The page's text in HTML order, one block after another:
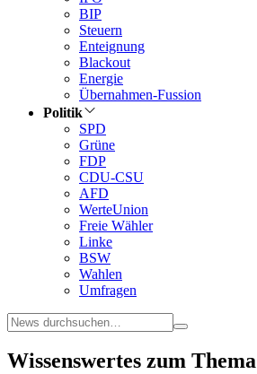
BIP
Steuern
Enteignung
Blackout
Energie
Übernahmen-Fussion
Politik
SPD
Grüne
FDP
CDU-CSU
AFD
WerteUnion
Freie Wähler
Linke
BSW
Wahlen
Umfragen
Wissenswertes zum Thema